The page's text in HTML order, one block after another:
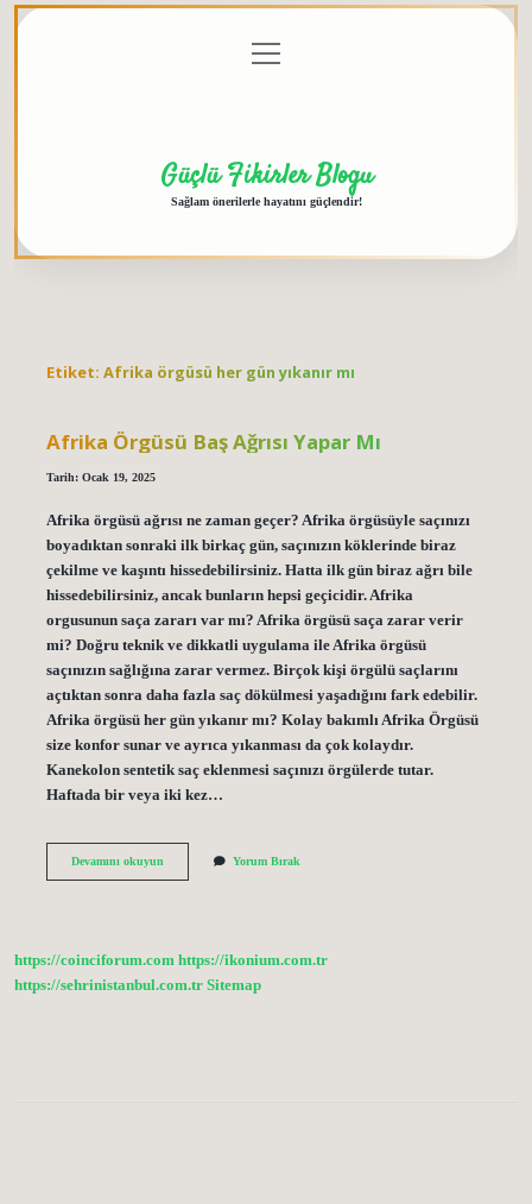
menüyü
aç
Güçlü Fikirler Blogu
Sağlam önerilerle hayatını güçlendir!
Etiket: Afrika örgüsü her gün yıkanır mı
Afrika Örgüsü Baş Ağrısı Yapar Mı
Tarih: Ocak 19, 2025
Afrika örgüsü ağrısı ne zaman geçer? Afrika örgüsüyle saçınızı
boyadıktan sonraki ilk birkaç gün, saçınızın köklerinde biraz
çekilme ve kaşıntı hissedebilirsiniz. Hatta ilk gün biraz ağrı bile
hissedebilirsiniz, ancak bunların hepsi geçicidir. Afrika
orgusunun saça zararı var mı? Afrika örgüsü saça zarar verir
mi? Doğru teknik ve dikkatli uygulama ile Afrika örgüsü
saçınızın sağlığına zarar vermez. Birçok kişi örgülü saçlarını
açtıktan sonra daha fazla saç dökülmesi yaşadığını fark edebilir.
Afrika örgüsü her gün yıkanır mı? Kolay bakımlı Afrika Örgüsü
size konfor sunar ve ayrıca yıkanması da çok kolaydır.
Kanekolon sentetik saç eklenmesi saçınızı örgülerde tutar.
Haftada bir veya iki kez…
Devamını okuyunAfrika
Yorum Bırak
https://coinciforum.com https://ikonium.com.tr
https://sehrinistanbul.com.tr Sitemap